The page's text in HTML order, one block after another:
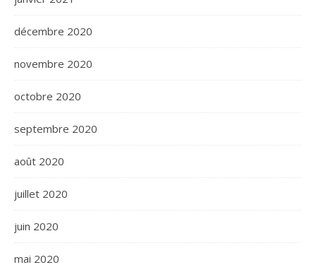
décembre 2020
novembre 2020
octobre 2020
septembre 2020
août 2020
juillet 2020
juin 2020
mai 2020